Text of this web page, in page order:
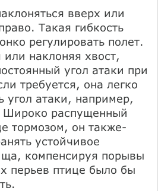
вверх или
Такая гибкость
регулировать полет.
наклоняя хвост,
угол атаки при
требуется, она легко
угол атаки, например,
Широко распущенный
тормозом, он также-
устойчивое
компенсируя порывы
перьев птице было бы